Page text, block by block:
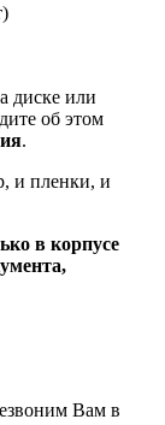
диске или
об этом
.
и пленки, и
в корпусе
Вам в